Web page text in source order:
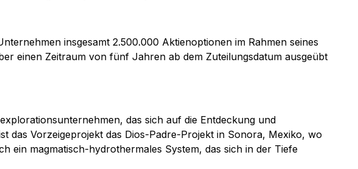
insgesamt 2.500.000 Aktienoptionen im Rahmen seines
einen Zeitraum von fünf Jahren ab dem Zuteilungsdatum ausgeübt
das sich auf die Entdeckung und
das Vorzeigeprojekt das Dios-Padre-Projekt in Sonora, Mexiko, wo
ein magmatisch-hydrothermales System, das sich in der Tiefe